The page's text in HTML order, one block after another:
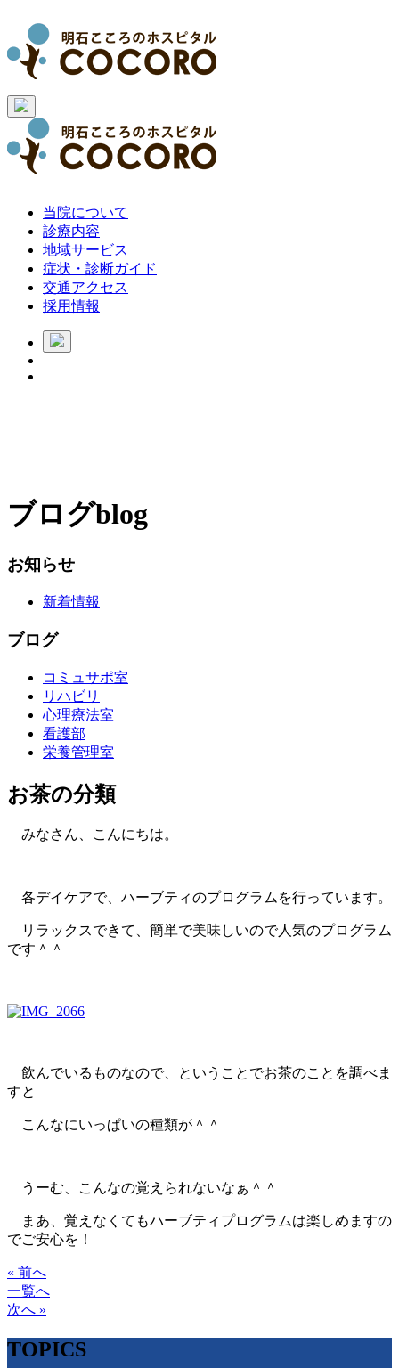
当院について
診療内容
地域サービス
症状・診断ガイド
交通アクセス
採用情報
ブログblog
お知らせ
新着情報
ブログ
コミュサポ室
リハビリ
心理療法室
看護部
栄養管理室
お茶の分類
みなさん、こんにちは。
各デイケアで、ハーブティのプログラムを行っています。
リラックスできて、簡単で美味しいので人気のプログラム
です＾＾
飲んでいるものなので、ということでお茶のことを調べま
すと
こんなにいっぱいの種類が＾＾
うーむ、こんなの覚えられないなぁ＾＾
まあ、覚えなくてもハーブティプログラムは楽しめますの
でご安心を！
« 前へ
一覧へ
次へ »
TOPICS